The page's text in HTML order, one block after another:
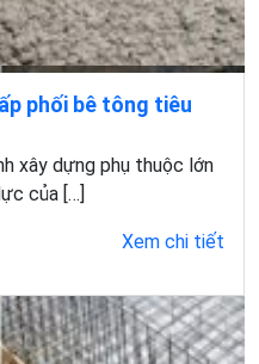
phối bê tông tiêu
xây dựng phụ thuộc lớn
của […]
Xem chi tiết